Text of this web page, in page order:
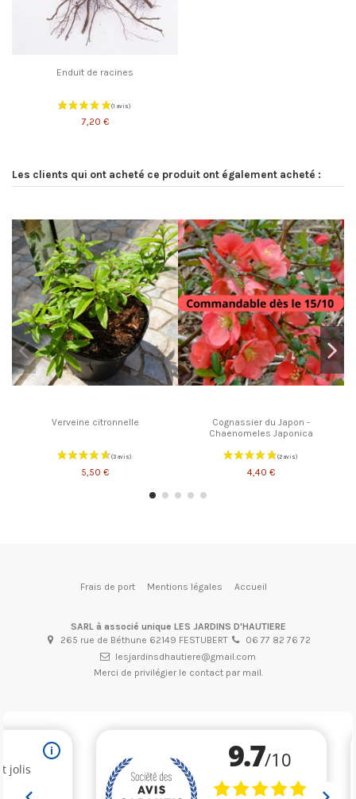
Enduit de racines
7,20 €
Les clients qui ont acheté ce produit ont également acheté :
Verveine citronnelle
5,50 €
Cognassier du Japon -
Chaenomeles Japonica
4,40 €
Frais de port Mentions légales Accueil
SARL à associé unique LES JARDINS D'HAUTIERE
265 rue de Béthune 62149 FESTUBERT
06 77 82 76 72
lesjardinsdhautiere@gmail.com
Merci de privilégier le contact par mail.